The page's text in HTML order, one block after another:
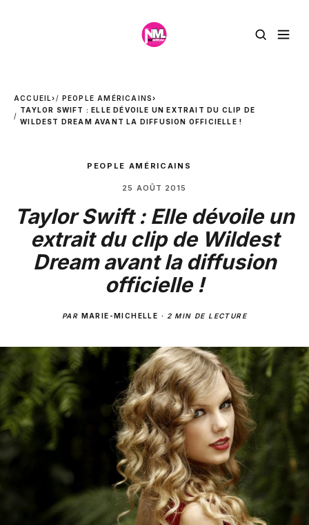
ACCUEIL› PEOPLE AMÉRICAINS›
TAYLOR SWIFT : ELLE DÉVOILE UN EXTRAIT DU CLIP DE
WILDEST DREAM AVANT LA DIFFUSION OFFICIELLE !
PEOPLE AMÉRICAINS
25 AOÛT 2015
Taylor Swift : Elle dévoile un
extrait du clip de Wildest
Dream avant la diffusion
officielle !
PAR MARIE-MICHELLE · 2 MIN DE LECTURE